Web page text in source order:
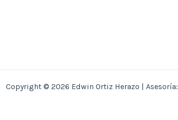
Copyright © 2026 Edwin Ortiz Herazo | Asesoría: